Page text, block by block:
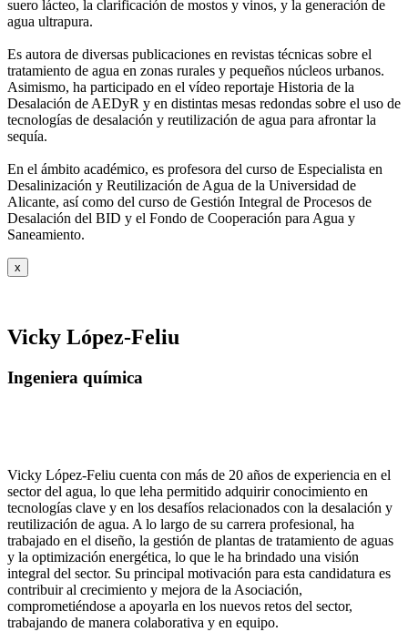
suero lácteo, la clarificación de mostos y vinos, y la generación de
agua ultrapura.
Es autora de diversas publicaciones en revistas técnicas sobre el
tratamiento de agua en zonas rurales y pequeños núcleos urbanos.
Asimismo, ha participado en el vídeo reportaje Historia de la
Desalación de AEDyR y en distintas mesas redondas sobre el uso de
tecnologías de desalación y reutilización de agua para afrontar la
sequía.
En el ámbito académico, es profesora del curso de Especialista en
Desalinización y Reutilización de Agua de la Universidad de
Alicante, así como del curso de Gestión Integral de Procesos de
Desalación del BID y el Fondo de Cooperación para Agua y
Saneamiento.
x
Vicky López-Feliu
Ingeniera química
Vicky López-Feliu cuenta con más de 20 años de experiencia en el
sector del agua, lo que leha permitido adquirir conocimiento en
tecnologías clave y en los desafíos relacionados con la desalación y
reutilización de agua. A lo largo de su carrera profesional, ha
trabajado en el diseño, la gestión de plantas de tratamiento de aguas
y la optimización energética, lo que le ha brindado una visión
integral del sector. Su principal motivación para esta candidatura es
contribuir al crecimiento y mejora de la Asociación,
comprometiéndose a apoyarla en los nuevos retos del sector,
trabajando de manera colaborativa y en equipo.